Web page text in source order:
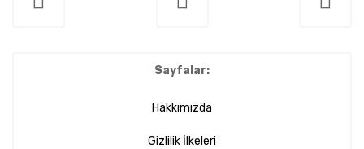
Sayfalar:
Hakkımızda
Gizlilik İlkeleri